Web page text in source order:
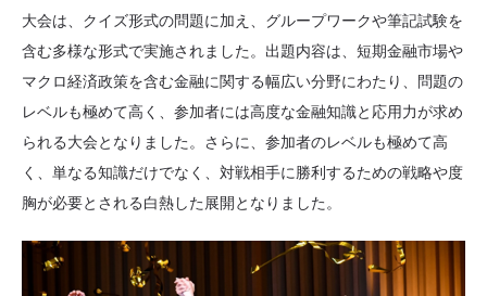
大会は、クイズ形式の問題に加え、グループワークや筆記試験を
含む多様な形式で実施されました。出題内容は、短期金融市場や
マクロ経済政策を含む金融に関する幅広い分野にわたり、問題の
レベルも極めて高く、参加者には高度な金融知識と応用力が求め
られる大会となりました。さらに、参加者のレベルも極めて高
く、単なる知識だけでなく、対戦相手に勝利するための戦略や度
胸が必要とされる白熱した展開となりました。